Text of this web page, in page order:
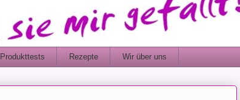
Produkttests Rezepte Wir über uns